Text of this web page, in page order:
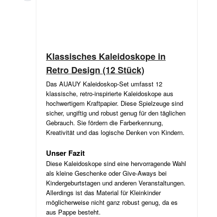
Klassisches Kaleidoskope in
Retro Design (12 Stück)
Das AUAUY Kaleidoskop-Set umfasst 12
klassische, retro-inspirierte Kaleidoskope aus
hochwertigem Kraftpapier. Diese Spielzeuge sind
sicher, ungiftig und robust genug für den täglichen
Gebrauch. Sie fördern die Farberkennung,
Kreativität und das logische Denken von Kindern.
Unser Fazit
Diese Kaleidoskope sind eine hervorragende Wahl
als kleine Geschenke oder Give-Aways bei
Kindergeburtstagen und anderen Veranstaltungen.
Allerdings ist das Material für Kleinkinder
möglicherweise nicht ganz robust genug, da es
aus Pappe besteht.